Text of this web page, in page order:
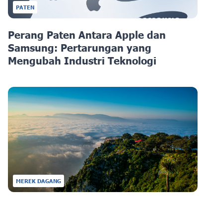
PATEN
Perang Paten Antara Apple dan
Samsung: Pertarungan yang
Mengubah Industri Teknologi
MEREK DAGANG